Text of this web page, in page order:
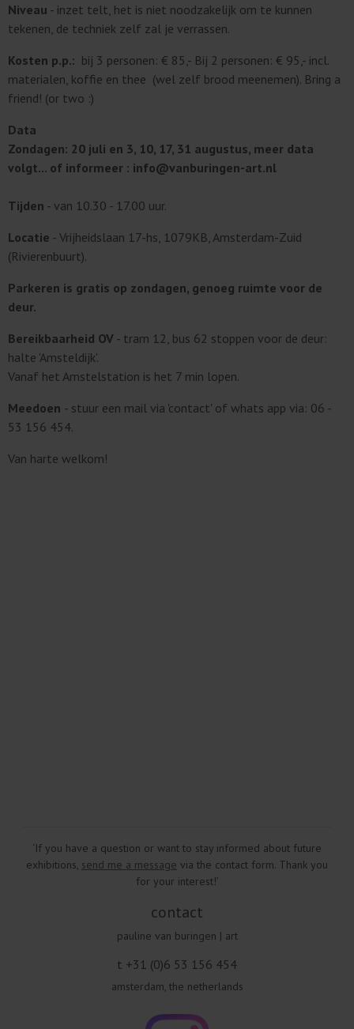
Niveau - inzet telt, het is niet noodzakelijk om te kunnen
tekenen, de techniek zelf zal je verrassen.
Kosten p.p.: bij 3 personen: € 85,- Bij 2 personen: € 95,- incl.
materialen, koffie en thee (wel zelf brood meenemen). Bring a
friend! (or two :)
Data
Zondagen: 20 juli en 3, 10, 17, 31 augustus, meer data
volgt... of informeer : info@vanburingen-art.nl
Tijden - van 10.30 - 17.00 uur.
Locatie - Vrijheidslaan 17-hs, 1079KB, Amsterdam-Zuid
(Rivierenbuurt).
Parkeren is gratis op zondagen, genoeg ruimte voor de
deur.
Bereikbaarheid OV- tram 12, bus 62 stoppen voor de deur:
halte 'Amsteldijk'.
Vanaf het Amstelstation is het 7 min lopen.
Meedoen - stuur een mail via 'contact' of whats app via: 06 -
53 156 454.
Van harte welkom!
‘If you have a question or want to stay informed about future
exhibitions, send me a message via the contact form. Thank you
for your interest!’
contact
pauline van buringen | art
t +31 (0)6 53 156 454
amsterdam, the netherlands